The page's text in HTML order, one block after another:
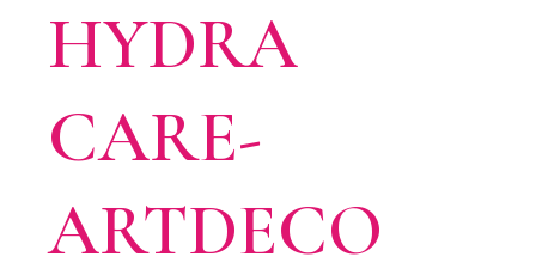
HYDRA
CARE-
ARTDECO